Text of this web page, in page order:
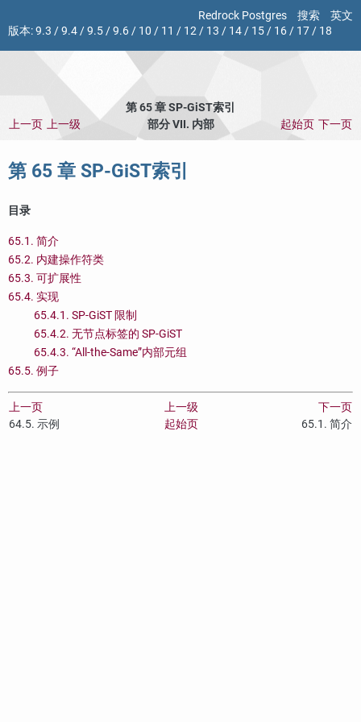
Redrock Postgres 搜索
英文
版本:9.3 /9.4/9.5/9.6/ 10 / 11 / 12/ 13 / 14/ 15/ 16/ 17/ 18
第 65 章 SP-GiST索引
上一页 上一级 部分 VII. 内部 起始页 下一页
第 65 章 SP-GiST索引
目录
65.1. 简介
65.2. 内建操作符类
65.3. 可扩展性
65.4. 实现
65.4.1. SP-GiST 限制
65.4.2. 无节点标签的 SP-GiST
65.4.3. “All-the-Same”内部元组
65.5. 例子
上一页 上一级
下一页
64.5. 示例
起始页 65.1. 简介